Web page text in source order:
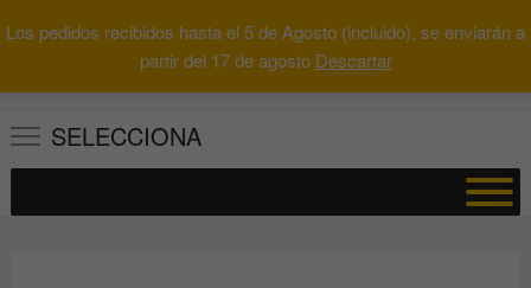
Los pedidos recibidos hasta el 5 de Agosto (incluido), se enviarán a
partir del 17 de agosto Descartar
al
Buscar
0 Total
SELECCIONA